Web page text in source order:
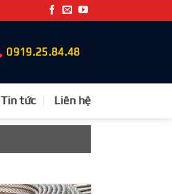
0919.25.84.48
Tin tức Liên hệ